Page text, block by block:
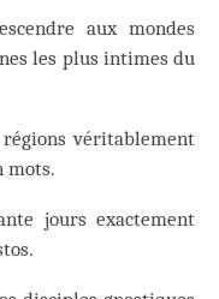
aux mondes
les plus intimes du
véritablement
mots.
jours exactement